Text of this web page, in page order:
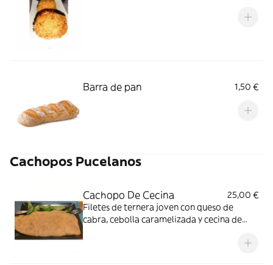
Barra de pan 1,50 €
Cachopos Pucelanos
Cachopo De Cecina
25,00 €
Filetes de ternera joven con queso de
cabra, cebolla caramelizada y cecina de